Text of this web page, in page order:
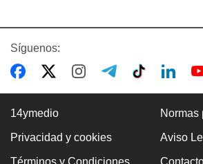
Premio Literario Lourdes Gil 2026
Síguenos:
14ymedio Normas
Privacidad y cookies Aviso
Términos y Condiciones